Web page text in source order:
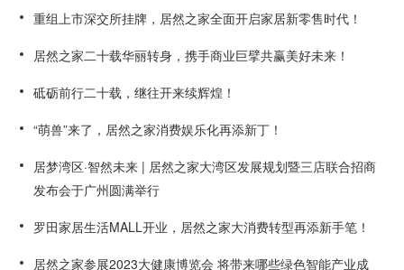
重组上市深交所挂牌，居然之家全面开启家居新零售时代！
居然之家二十载华丽转身，携手商业巨擘共赢美好未来！
砥砺前行二十载，继往开来续辉煌！
“萌兽”来了，居然之家消费娱乐化再添新丁！
居梦湾区·智然未来 | 居然之家大湾区发展规划暨三店联合招商
发布会于广州圆满举行
罗田家居生活MALL开业，居然之家大消费转型再添新手笔！
居然之家参展2023大健康博览会 将带来哪些绿色智能产业成